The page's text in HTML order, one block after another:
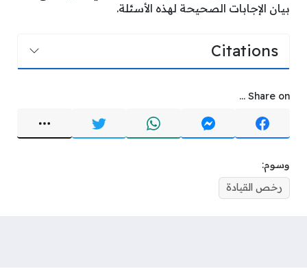
بيان الإجابات الصحيحة لهذه الأسئلة.
Citations
Share on ...
وسوم:
رخص القيادة